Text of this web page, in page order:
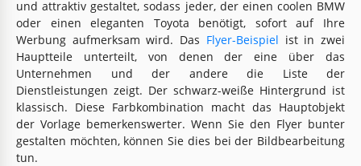
und attraktiv gestaltet, sodass jeder, der einen coolen BMW
oder einen eleganten Toyota benötigt, sofort auf Ihre
Werbung aufmerksam wird. Das Flyer-Beispiel ist in zwei
Hauptteile unterteilt, von denen der eine über das
Unternehmen und der andere die Liste der
Dienstleistungen zeigt. Der schwarz-weiße Hintergrund ist
klassisch. Diese Farbkombination macht das Hauptobjekt
der Vorlage bemerkenswerter. Wenn Sie den Flyer bunter
gestalten möchten, können Sie dies bei der Bildbearbeitung
tun.